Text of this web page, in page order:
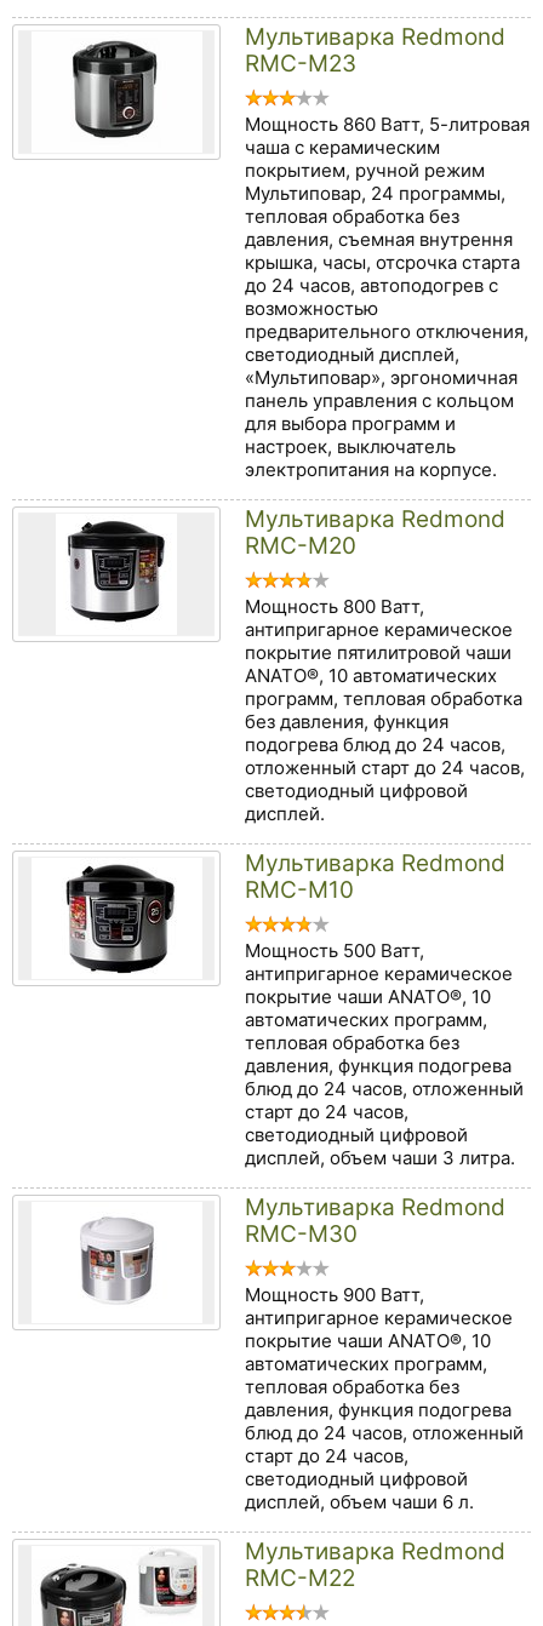
Мультиварка Redmond
RMC-M23
Мощность 860 Ватт, 5-литровая
чаша с керамическим
покрытием, ручной режим
Мультиповар, 24 программы,
тепловая обработка без
давления, съемная внутрення
крышка, часы, отсрочка старта
до 24 часов, автоподогрев с
возможностью
предварительного отключения,
светодиодный дисплей,
«Мультиповар», эргономичная
панель управления с кольцом
для выбора программ и
настроек, выключатель
электропитания на корпусе.
Мультиварка Redmond
RMC-M20
Мощность 800 Ватт,
антипригарное керамическое
покрытие пятилитровой чаши
ANATO®, 10 автоматических
программ, тепловая обработка
без давления, функция
подогрева блюд до 24 часов,
отложенный старт до 24 часов,
светодиодный цифровой
дисплей.
Мультиварка Redmond
RMC-M10
Мощность 500 Ватт,
антипригарное керамическое
покрытие чаши ANATO®, 10
автоматических программ,
тепловая обработка без
давления, функция подогрева
блюд до 24 часов, отложенный
старт до 24 часов,
светодиодный цифровой
дисплей, объем чаши 3 литра.
Мультиварка Redmond
RMC-M30
Мощность 900 Ватт,
антипригарное керамическое
покрытие чаши ANATO®, 10
автоматических программ,
тепловая обработка без
давления, функция подогрева
блюд до 24 часов, отложенный
старт до 24 часов,
светодиодный цифровой
дисплей, объем чаши 6 л.
Мультиварка Redmond
RMC-M22